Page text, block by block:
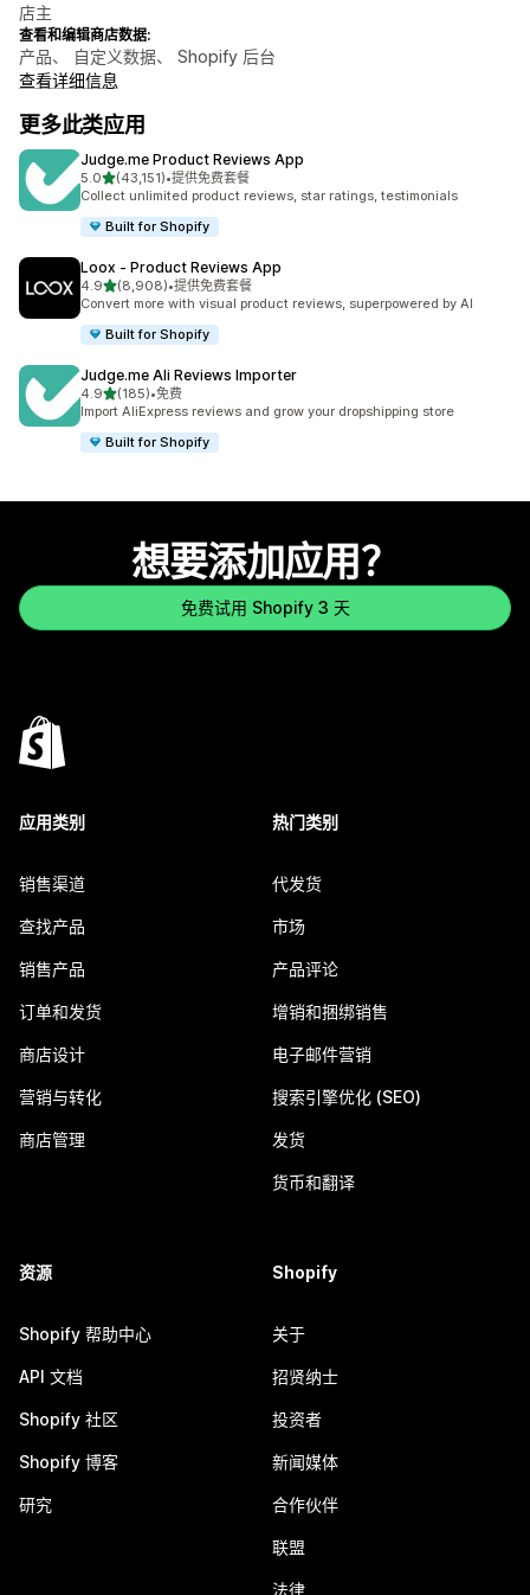
店主
查看和编辑商店数据:
产品、 自定义数据、 Shopify 后台
查看详细信息
更多此类应用
Judge.me Product Reviews App
5.0星（满分 5 星）
(43,151)
总共 43151 条评论
•提供免费套餐
Collect unlimited product reviews, star ratings, testimonials
Built for Shopify
Loox ‑ Product Reviews App
4.9星（满分 5 星）
(8,908)
总共 8908 条评论
•提供免费套餐
Convert more with visual product reviews, superpowered by AI
Built for Shopify
Judge.me Ali Reviews Importer
4.9星（满分 5 星）
(185)
总共 185 条评论
•免费
Import AliExpress reviews and grow your dropshipping store
Built for Shopify
想要添加应用？
免费试用 Shopify 3 天
应用类别
销售渠道
查找产品
销售产品
订单和发货
商店设计
营销与转化
商店管理
热门类别
代发货
市场
产品评论
增销和捆绑销售
电子邮件营销
搜索引擎优化 (SEO)
发货
货币和翻译
资源
Shopify 帮助中心
API 文档
Shopify 社区
Shopify 博客
研究
Shopify
关于
招贤纳士
投资者
新闻媒体
合作伙伴
联盟
法律